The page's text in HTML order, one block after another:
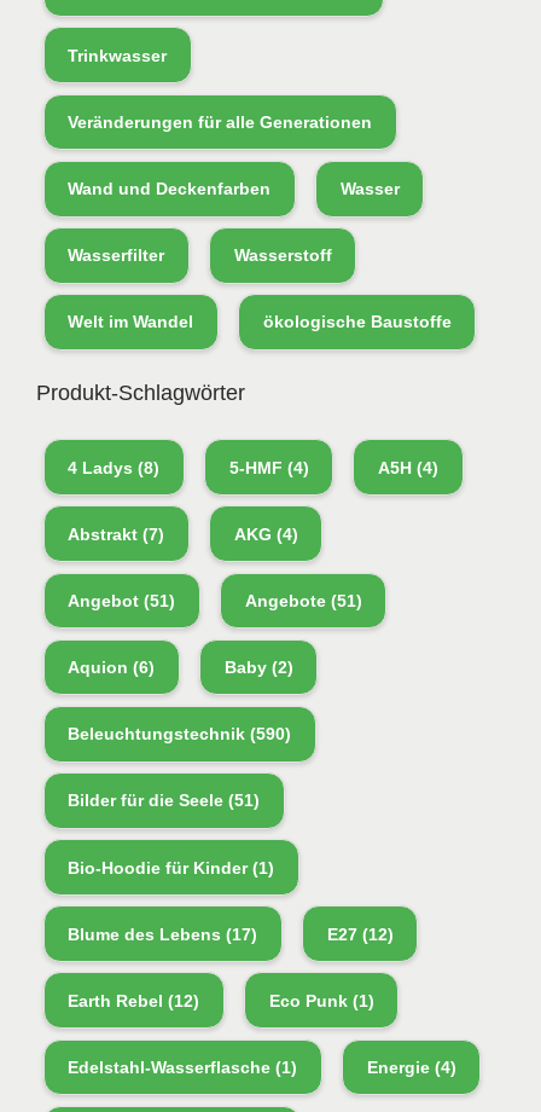
Trinkwasser
Veränderungen für alle Generationen
Wand und Deckenfarben Wasser
Wasserfilter Wasserstoff
Welt im Wandel ökologische Baustoffe
Produkt-Schlagwörter
4 Ladys (8) 5-HMF (4) A5H(4)
Abstrakt (7) AKG (4)
Angebot (51) Angebote(51)
Aquion (6) Baby(2)
Beleuchtungstechnik (590)
Bilder für die Seele (51)
Bio-Hoodie für Kinder(1)
Blume des Lebens (17) E27(12)
Earth Rebel (12) Eco Punk(1)
Edelstahl-Wasserflasche (1) Energie(4)